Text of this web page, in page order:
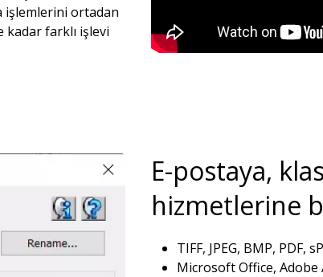
işlemlerini ortadan
kadar farklı işlevi
E-postaya,
hizmetlerine
TIFF, JPEG, BMP, PDF,
Microsoft Office,